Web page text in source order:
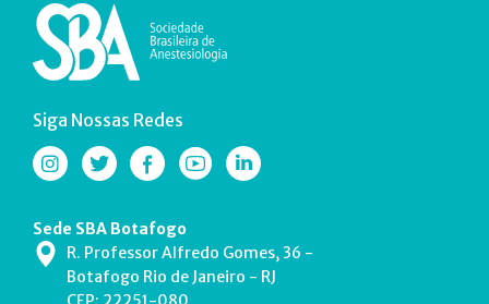
Siga Nossas Redes
Sede SBA Botafogo
R. Professor Alfredo Gomes, 36 -
Botafogo Rio de Janeiro - RJ